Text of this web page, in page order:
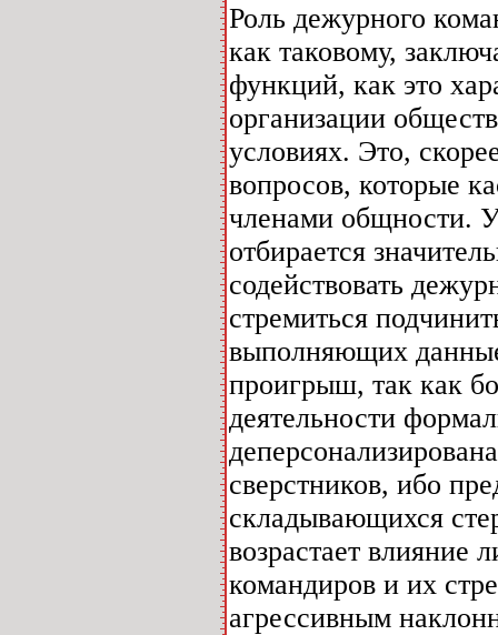
Роль дежурного
как таковому,
функций, как это
организации
условиях. Это,
вопросов, которые
членами общности.
отбирается
содействовать
стремиться
выполняющих
проигрыш, так как
деятельности
сверстников, ибо
складывающихся
возрастает
командиров и их
агрессивным